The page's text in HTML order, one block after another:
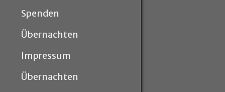
Spenden
Übernachten
Impressum
Übernachten